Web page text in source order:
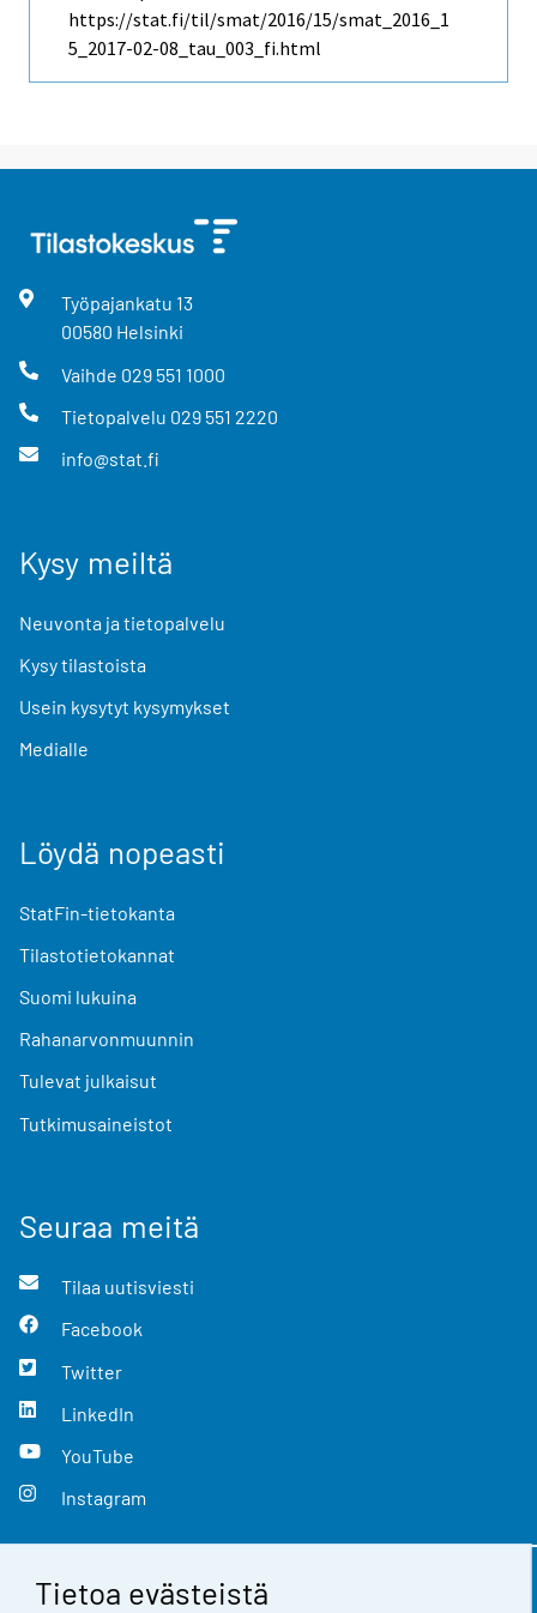
Tietoa evästeistä
https://stat.fi/til/smat/2016/15/smat_2016_1
5_2017-02-08_tau_003_fi.html
Työpajankatu 13
00580 Helsinki
Vaihde 029 551 1000
Tietopalvelu 029 551 2220
info@stat.fi
Kysy meiltä
Neuvonta ja tietopalvelu
Kysy tilastoista
Usein kysytyt kysymykset
Medialle
Löydä nopeasti
StatFin-tietokanta
Tilastotietokannat
Suomi lukuina
Rahanarvonmuunnin
Tulevat julkaisut
Tutkimusaineistot
Seuraa meitä
Tilaa uutisviesti
Facebook
Twitter
LinkedIn
YouTube
Instagram
Yhteystiedot